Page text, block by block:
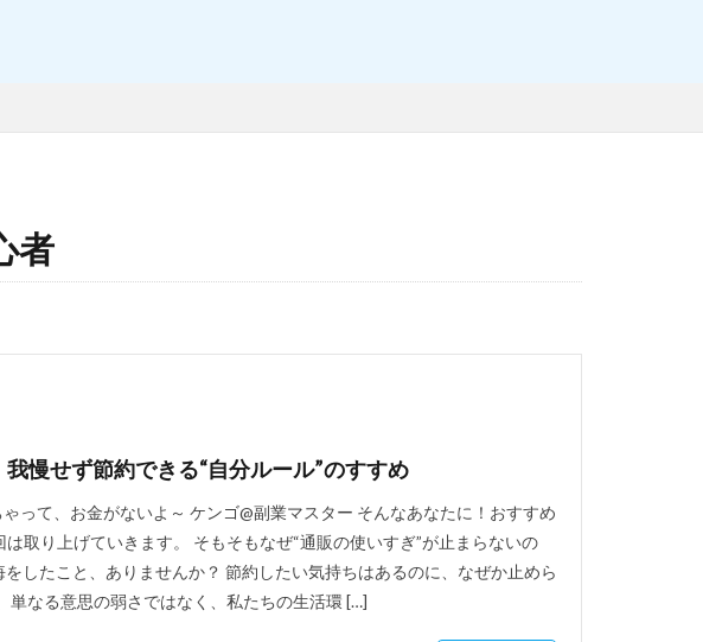
者
慢せず節約できる“自分ルール”のすすめ
って、お金がないよ～ ケンゴ@副業マスター そんなあなたに！おすすめ
取り上げていきます。 そもそもなぜ“通販の使いすぎ”が止まらないの
したこと、ありませんか？ 節約したい気持ちはあるのに、なぜか止めら
単なる意思の弱さではなく、私たちの生活環 […]